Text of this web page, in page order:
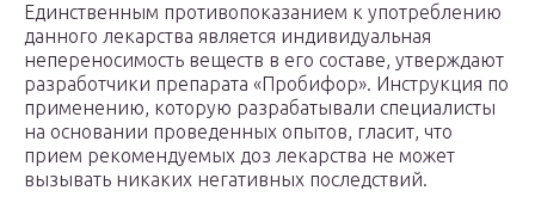
Единственным противопоказанием к употреблению
данного лекарства является индивидуальная
непереносимость веществ в его составе, утверждают
разработчики препарата «Пробифор». Инструкция по
применению, которую разрабатывали специалисты
на основании проведенных опытов, гласит, что
прием рекомендуемых доз лекарства не может
вызывать никаких негативных последствий.